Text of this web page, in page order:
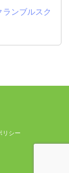
ンブルスク
リシー